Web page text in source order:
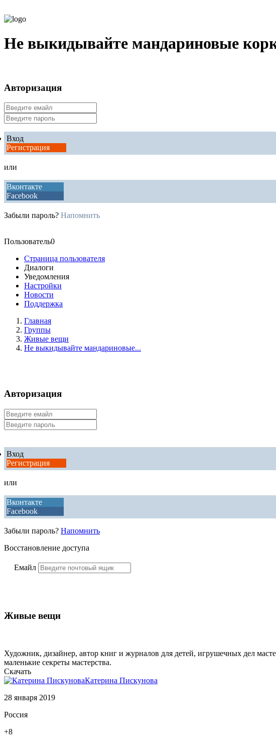
Не выкидывайте мандариновые
Авторизация
Вход
Регистрация
или
Вконтакте
Facebook
Забыли пароль? Напомнить
Пользователь0
Страница пользователя
Диалоги
Уведомления
Настройки
Новости
Поддержка
Главная
Группы
Живые вещи
Не выкидывайте мандариновые...
Авторизация
Вход
Регистрация
или
Вконтакте
Facebook
Забыли пароль? Напомнить
Восстановление доступа
Емайл
Живые вещи
Художник, дизайнер, автор книг и журналов для детей, игрушечных дел
маленькие секреты мастерства.
Скачать
Катерина Пискунова
28 января 2019
Россия
+8